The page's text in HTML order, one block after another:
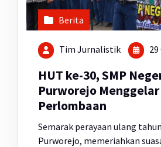
Berita
Tim Jurnalistik
HUT ke-30, SMP
Purworejo
Perlombaan
Semarak perayaan ulang
Purworejo, memeriahkan